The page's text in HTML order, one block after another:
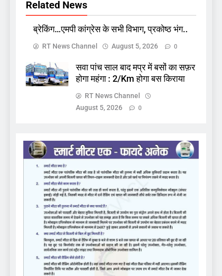
Related News
ब्रेकिंग…एमपी कांग्रेस के सभी विभाग, प्रकोष्ठ भंग..
RT News Channel August 5, 2026 0
सवा पांच साल बाद मप्र में बसों का सफ़र
होगा महंगा : 2/Km होगा बस किराया
RT News Channel
August 5, 2026
0